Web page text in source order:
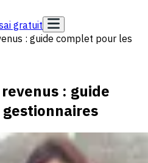
gratuit
: guide complet pour les
: guide